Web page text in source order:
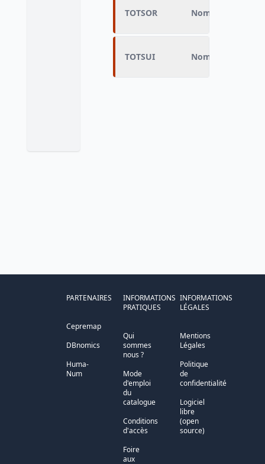
TOTSOR Nombre de
TOTSUI Nombre de
PARTENAIRES
Cepremap
DBnomics
Huma-
Num
INFORMATIONS
PRATIQUES
Qui
sommes
nous ?
Mode
d'emploi
du
catalogue
Conditions
d'accès
Foire
aux
INFORMATIONS
LÉGALES
Mentions
Légales
Politique
de
confidentialité
Logiciel
libre
(open
source)